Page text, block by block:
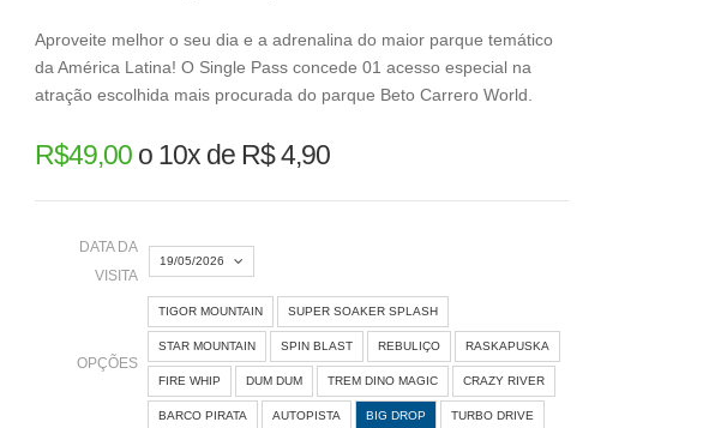
Aproveite melhor o seu dia e a adrenalina do maior parque temático
da América Latina! O Single Pass concede 01 acesso especial na
atração escolhida mais procurada do parque Beto Carrero World.
R$49,00o 10x de R$ 4,90
DATA DA
VISITA
19/05/2026
« Agosto 2026 »
D S Q Q S S
1
OPÇÕES
TIGOR MOUNTAIN SUPER SOAKER SPLASH
STAR MOUNTAIN SPIN BLAST REBULIÇO RASKAPUSKA
FIRE WHIP DUM DUM TREM DINO MAGIC CRAZY RIVER
BARCO PIRATA AUTOPISTA BIG DROP TURBO DRIVE